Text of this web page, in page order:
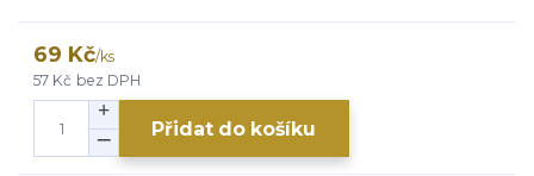
69 Kč/ks
57 Kč bez DPH
Přidat do košíku